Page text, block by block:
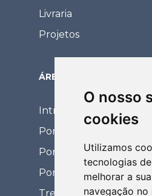
O nosso
cookies
Utilizamos
tecnologias
melhorar a
navegação
Livraria
Projetos
ÁREA RESTRITA
Intranet
Portal Eventos
Portal Coordenador
Portal de
Treinamentos EaD